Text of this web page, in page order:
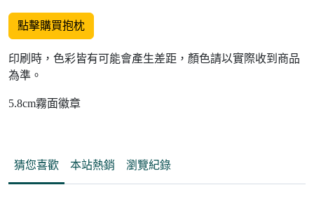
點擊購買抱枕
印刷時，色彩皆有可能會產生差距，顏色請以實際收到商品
為準。
5.8cm霧面徽章
猜您喜歡 本站熱銷 瀏覽紀錄